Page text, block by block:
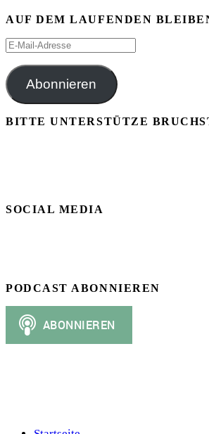
AUF DEM LAUFENDEN
E-
Adresse
Abonnieren
BITTE UNTERSTÜTZE
SOCIAL MEDIA
PODCAST ABONNIEREN